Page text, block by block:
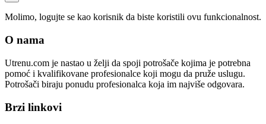
Molimo, logujte se kao korisnik da biste koristili ovu funkcionalnost.
O nama
Utrenu.com je nastao u želji da spoji potrošače kojima je potrebna
pomoć i kvalifikovane profesionalce koji mogu da pruže uslugu.
Potrošači biraju ponudu profesionalca koja im najviše odgovara.
Brzi linkovi